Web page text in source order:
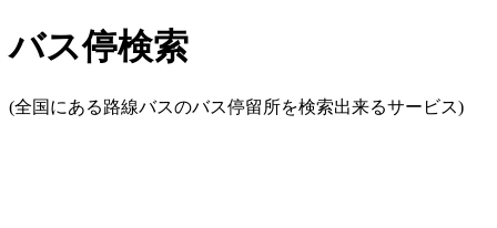
バス停検索
(全国にある路線バスのバス停留所を検索出来るサービス)